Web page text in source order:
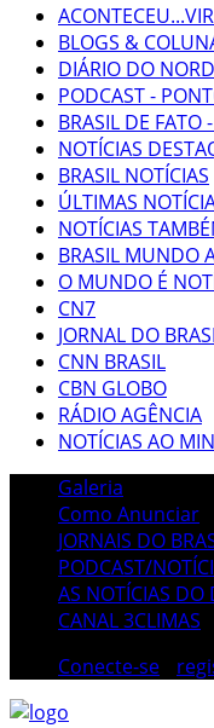
BLOGS &
DIÁRIO DO
PODCAST -
BRASIL DE FATO
NOTÍCIAS
BRASIL NOTÍCIAS
ÚLTIMAS
NOTÍCIAS
BRASIL MUNDO
O MUNDO É
CN7
JORNAL DO
CNN BRASIL
CBN GLOBO
RÁDIO AGÊNCIA
NOTÍCIAS AO
Galeria
Como Anunciar
JORNAIS DO
PODCAST/
AS NOTÍCIAS DO
CANAL 3CLIMAS
Conecte-se